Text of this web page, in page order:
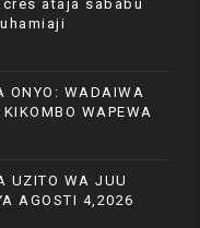
ataja sababu
ONYO: WADAIWA
WAPEWA
UZITO WA JUU
AGOSTI 4,2026